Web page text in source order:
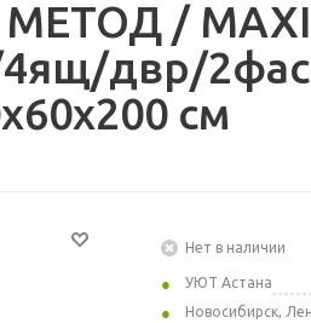
МЕТОД /
двр/
см
Нет в наличии
УЮТ Астана
Новосибирск,